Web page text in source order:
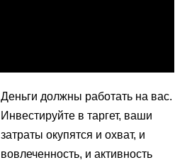
Деньги должны работать на вас.
Инвестируйте в таргет, ваши
затраты окупятся и охват, и
вовлеченность, и активность